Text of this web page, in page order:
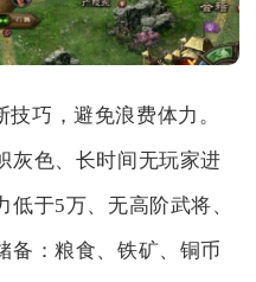
巧，避免浪费体力。
灰色、长时间无玩家进
于5万、无高阶武将、
备：粮食、铁矿、铜币